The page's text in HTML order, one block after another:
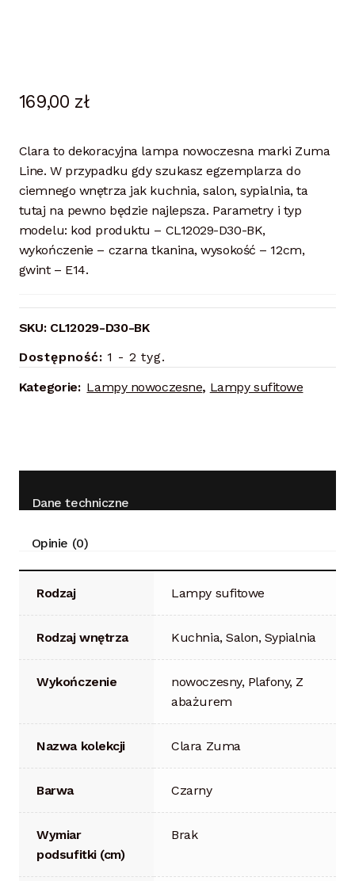
169,00 zł
Clara to dekoracyjna lampa nowoczesna marki Zuma
Line. W przypadku gdy szukasz egzemplarza do
ciemnego wnętrza jak kuchnia, salon, sypialnia, ta
tutaj na pewno będzie najlepsza. Parametry i typ
modelu: kod produktu – CL12029-D30-BK,
wykończenie – czarna tkanina, wysokość – 12cm,
gwint – E14.
SKU: CL12029-D30-BK
Dostępność: 1 - 2 tyg.
Kategorie: Lampy nowoczesne, Lampy sufitowe
Dane techniczne
Opinie (0)
Rodzaj Lampy sufitowe
Rodzaj wnętrza Kuchnia, Salon, Sypialnia
Wykończenie
nowoczesny, Plafony, Z
abażurem
Nazwa kolekcji Clara Zuma
Barwa Czarny
Wymiar
podsufitki (cm)
Brak